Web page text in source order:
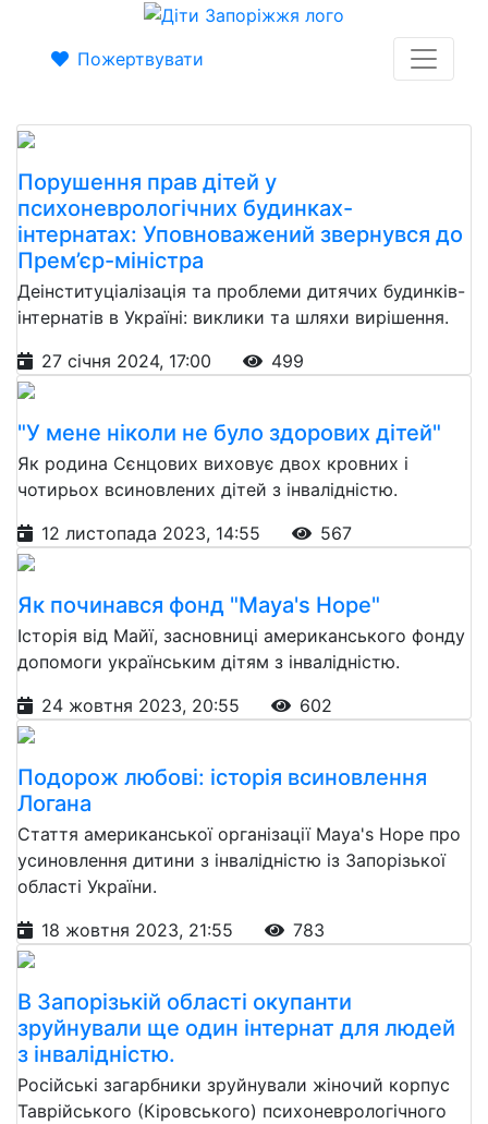
Пожертвувати
Порушення прав дітей у
психоневрологічних будинках-
інтернатах: Уповноважений звернувся до
Прем’єр-міністра
Деінституціалізація та проблеми дитячих будинків-
інтернатів в Україні: виклики та шляхи вирішення.
27 січня 2024, 17:00
499
"У мене ніколи не було здорових дітей"
Як родина Сєнцових виховує двох кровних і
чотирьох всиновлених дітей з інвалідністю.
12 листопада 2023, 14:55
567
Як починався фонд "Maya's Hope"
Історія від Майї, засновниці американського фонду
допомоги українським дітям з інвалідністю.
24 жовтня 2023, 20:55
602
Подорож любові: історія всиновлення
Логана
Стаття американської організації Maya's Hope про
усиновлення дитини з інвалідністю із Запорізької
області України.
18 жовтня 2023, 21:55
783
В Запорізькій області окупанти
зруйнували ще один інтернат для людей
з інвалідністю.
Російські загарбники зруйнували жіночий корпус
Таврійського (Кіровського) психоневрологічного